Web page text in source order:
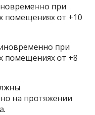
при
помещениях от +10
при
помещениях от +8
на протяжении